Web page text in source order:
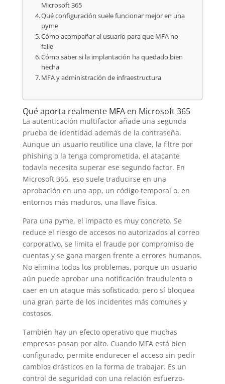
Microsoft 365
Qué configuración suele funcionar mejor en una
pyme
Cómo acompañar al usuario para que MFA no
falle
Cómo saber si la implantación ha quedado bien
hecha
MFA y administración de infraestructura
Qué aporta realmente MFA en Microsoft 365
La autenticación multifactor añade una segunda
prueba de identidad además de la contraseña.
Aunque un usuario reutilice una clave, la filtre por
phishing o la tenga comprometida, el atacante
todavía necesita superar ese segundo factor. En
Microsoft 365, eso suele traducirse en una
aprobación en una app, un código temporal o, en
entornos más maduros, una llave física.
Para una pyme, el impacto es muy concreto. Se
reduce el riesgo de accesos no autorizados al correo
corporativo, se limita el fraude por compromiso de
cuentas y se gana margen frente a errores humanos.
No elimina todos los problemas, porque un usuario
aún puede aprobar una notificación fraudulenta o
caer en un ataque más sofisticado, pero sí bloquea
una gran parte de los incidentes más comunes y
costosos.
También hay un efecto operativo que muchas
empresas pasan por alto. Cuando MFA está bien
configurado, permite endurecer el acceso sin pedir
cambios drásticos en la forma de trabajar. Es un
control de seguridad con una relación esfuerzo-